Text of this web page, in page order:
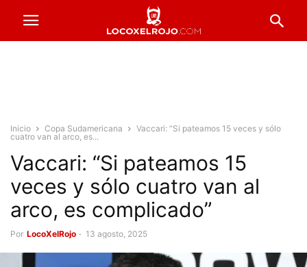
Inicio Copa Sudamericana
Vaccari: “Si pateamos 15 veces y sólo
cuatro van al arco, es...
Vaccari: “Si pateamos 15
veces y sólo cuatro van al
arco, es complicado”
Por LocoXelRojo - 13 agosto, 2025